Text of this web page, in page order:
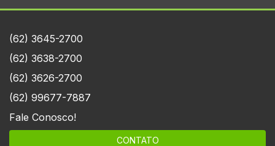
(62) 3645-2700
(62) 3638-2700
(62) 3626-2700
(62) 99677-7887
Fale Conosco!
CONTATO